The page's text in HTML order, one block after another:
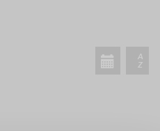
A
Z